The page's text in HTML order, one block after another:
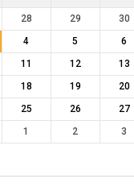
28 29 30
4 5 6
11 12 13
18 19 20
25 26 27
1 2 3